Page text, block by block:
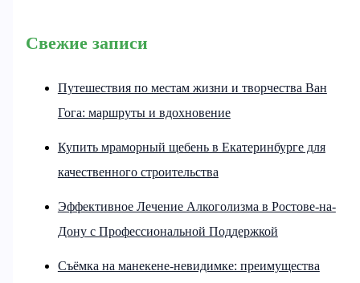
Свежие записи
Путешествия по местам жизни и творчества Ван
Гога: маршруты и вдохновение
Купить мраморный щебень в Екатеринбурге для
качественного строительства
Эффективное Лечение Алкоголизма в Ростове-на-
Дону с Профессиональной Поддержкой
Съёмка на манекене-невидимке: преимущества